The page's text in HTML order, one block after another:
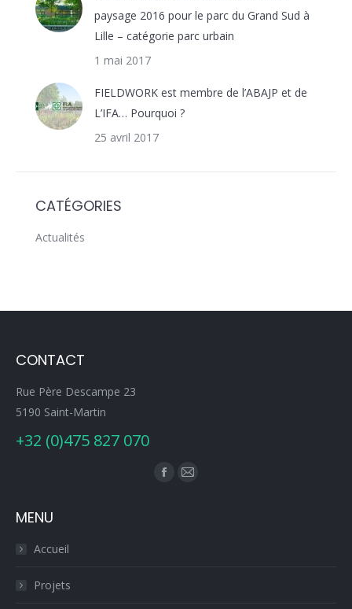
paysage 2016 pour le parc du Grand Sud à
Lille – catégorie parc urbain
1 mai 2017
FIELDWORK est membre de l’ABAJP et de
L’IFA… Pourquoi ?
25 avril 2017
CATÉGORIES
Actualités
CONTACT
Rue Père Descampe 23
5190 Saint-Martin
+32 (0)475 827 070
Facebook
E-
MENU
Accueil
Projets